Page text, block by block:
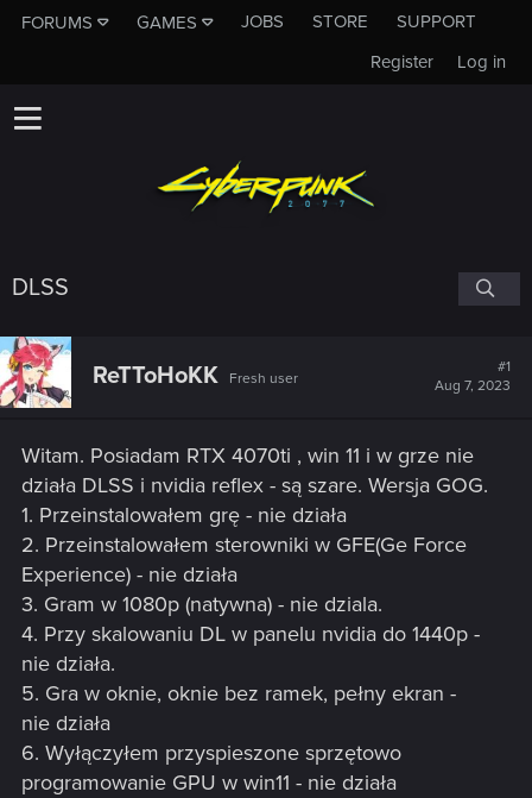
FORUMS GAMES JOBS STORE
SUPPORT
Log in
Register
DLSS
ReTToHoKK Fresh user
#1
Aug 7, 2023
Witam. Posiadam RTX 4070ti , win 11 i w grze nie
działa DLSS i nvidia reflex - są szare. Wersja GOG.
1. Przeinstalowałem grę - nie działa
2. Przeinstalowałem sterowniki w GFE(Ge Force
Experience) - nie działa
3. Gram w 1080p (natywna) - nie dziala.
4. Przy skalowaniu DL w panelu nvidia do 1440p -
nie działa.
5. Gra w oknie, oknie bez ramek, pełny ekran -
nie działa
6. Wyłączyłem przyspieszone sprzętowo
programowanie GPU w win11 - nie działa